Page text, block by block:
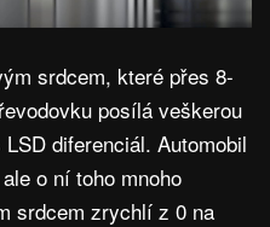
srdcem, které přes 8-
posílá veškerou
diferenciál. Automobil
o ní toho mnoho
srdcem zrychlí z 0 na